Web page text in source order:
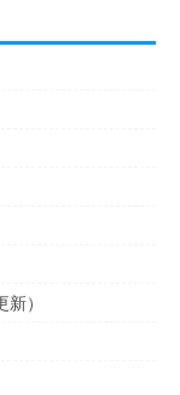
）